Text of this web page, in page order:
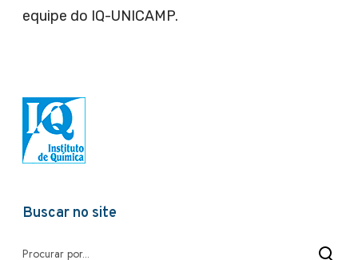
equipe do IQ-UNICAMP.
Buscar no site